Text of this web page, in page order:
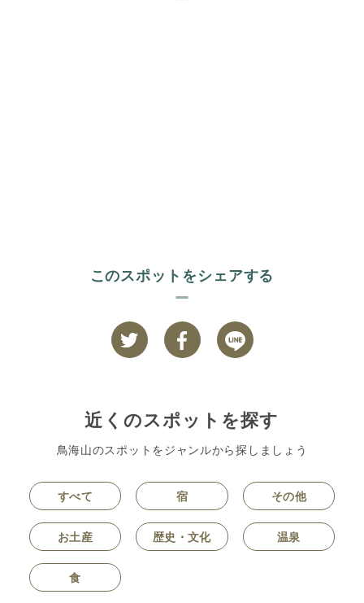
このスポットをシェアする
近くのスポットを探す
鳥海山のスポットをジャンルから探しましょう
すべて 宿 その他
お土産 歴史・文化 温泉
食